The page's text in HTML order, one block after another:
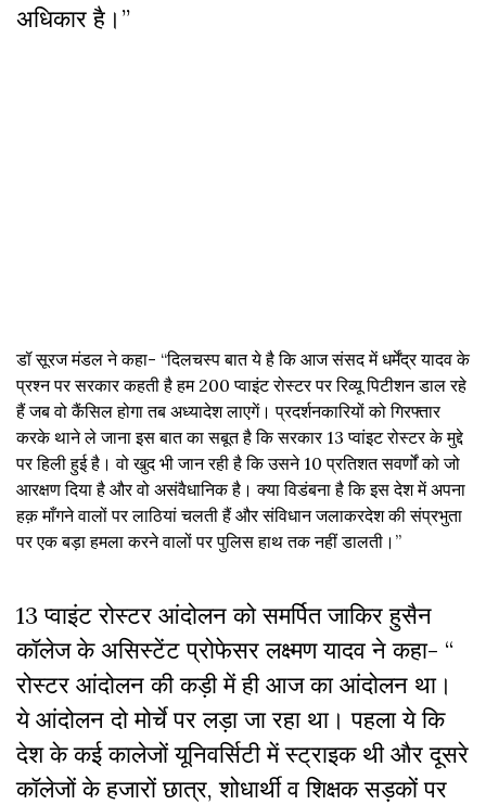
अधिकार है।”
डॉ सूरज मंडल ने कहा- “दिलचस्प बात ये है कि आज संसद में धर्मेंद्र यादव के
प्रश्न पर सरकार कहती है हम 200 प्वाइंट रोस्टर पर रिव्यू पिटीशन डाल रहे
हैं जब वो कैंसिल होगा तब अध्यादेश लाएगें। प्रदर्शनकारियों को गिरफ्तार
करके थाने ले जाना इस बात का सबूत है कि सरकार 13 प्वांइट रोस्टर के मुद्दे
पर हिली हुई है। वो खुद भी जान रही है कि उसने 10 प्रतिशत सवर्णों को जो
आरक्षण दिया है और वो असंवैधानिक है। क्या विडंबना है कि इस देश में अपना
हक़ माँगने वालों पर लाठियां चलती हैं और संविधान जलाकरदेश की संप्रभुता
पर एक बड़ा हमला करने वालों पर पुलिस हाथ तक नहीं डालती।”
13 प्वाइंट रोस्टर आंदोलन को समर्पित जाकिर हुसैन
कॉलेज के असिस्टेंट प्रोफेसर लक्ष्मण यादव ने कहा- “
रोस्टर आंदोलन की कड़ी में ही आज का आंदोलन था।
ये आंदोलन दो मोर्चे पर लड़ा जा रहा था। पहला ये कि
देश के कई कालेजों यूनिवर्सिटी में स्ट्राइक थी और दूसरे
कॉलेजों के हजारों छात्र, शोधार्थी व शिक्षक सड़कों पर